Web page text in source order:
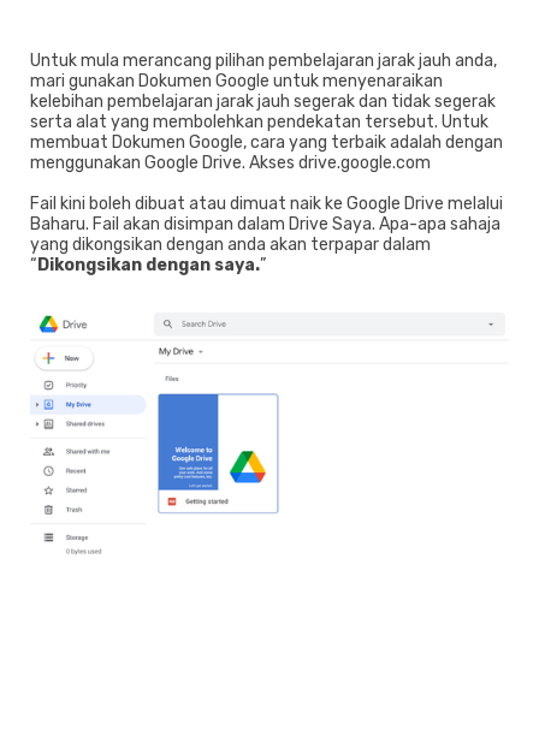
Untuk mula merancang pilihan pembelajaran jarak jauh anda,
mari gunakan Dokumen Google untuk menyenaraikan
kelebihan pembelajaran jarak jauh segerak dan tidak segerak
serta alat yang membolehkan pendekatan tersebut. Untuk
membuat Dokumen Google, cara yang terbaik adalah dengan
menggunakan Google Drive. Akses drive.google.com
Fail kini boleh dibuat atau dimuat naik ke Google Drive melalui
Baharu. Fail akan disimpan dalam Drive Saya. Apa-apa sahaja
yang dikongsikan dengan anda akan terpapar dalam
“ Dikongsikan dengan saya.”